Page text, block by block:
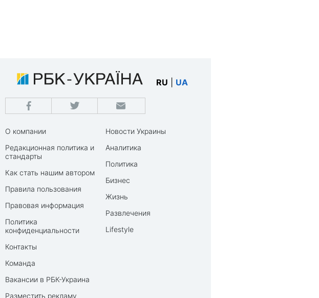
RU UA
О компании
Редакционная политика и
стандарты
Как стать нашим автором
Правила пользования
Правовая информация
Политика
конфиденциальности
Контакты
Команда
Вакансии в РБК-Украина
Разместить рекламу
Новости Украины
Аналитика
Политика
Бизнес
Жизнь
Развлечения
Lifestyle